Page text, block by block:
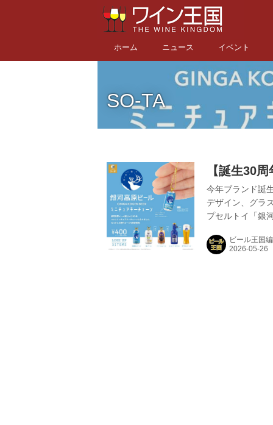
ホーム ニュース イベント
SO-TA
【誕生30
今年ブランド誕
デザイン、グラ
プセルトイ「銀
ビール王国